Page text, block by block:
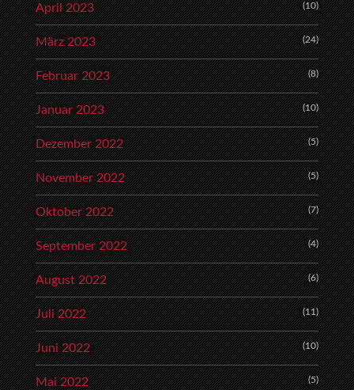
April 2023 (10)
März 2023 (24)
Februar 2023 (8)
Januar 2023 (10)
Dezember 2022 (5)
November 2022 (5)
Oktober 2022 (7)
September 2022 (4)
August 2022 (6)
Juli 2022 (11)
Juni 2022 (10)
Mai 2022 (5)